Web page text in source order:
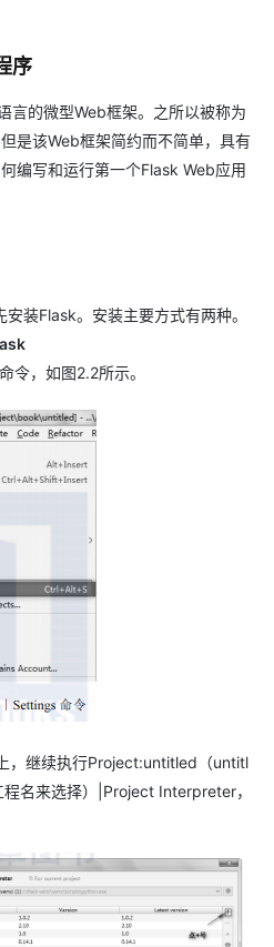
序
的微型Web框架。之所以被称为
是该Web框架简约而不简单，具有
编写和运行第一个Flask Web应用
Flask。安装主要方式有两种。
，如图2.2所示。
继续执行Project:untitled（untitl
名来选择）|Project Interpreter，